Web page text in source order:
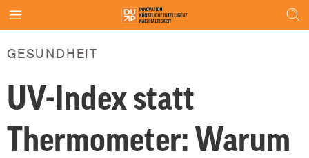
GESUNDHEIT
UV-Index statt
Thermometer: Warum